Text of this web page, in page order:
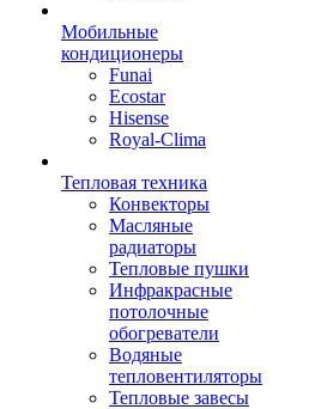
Мобильные
кондиционеры
Funai
Ecostar
Hisense
Royal-Clima
Тепловая техника
Конвекторы
Масляные
радиаторы
Тепловые пушки
Инфракрасные
потолочные
обогреватели
Водяные
тепловентиляторы
Тепловые завесы